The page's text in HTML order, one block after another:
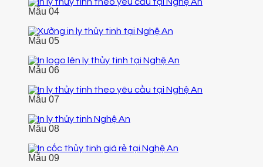
Mẫu 04
Mẫu 05
Mẫu 06
Mẫu 07
Mẫu 08
Mẫu 09